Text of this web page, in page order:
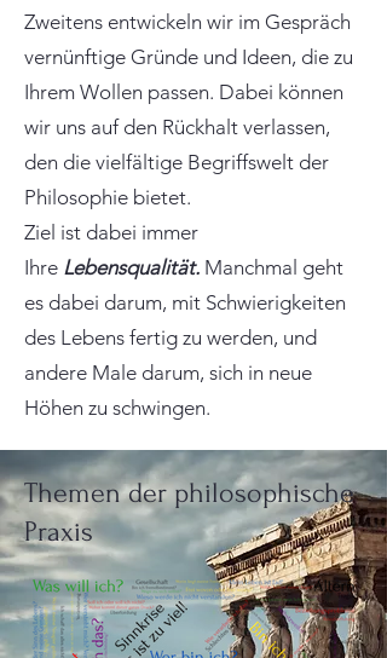
Zweitens entwickeln wir im Gespräch
vernünftige Gründe und Ideen, die zu
Ihrem Wollen passen. Dabei können
wir uns auf den Rückhalt verlassen,
den die vielfältige Begriffswelt der
Philosophie bietet.
Ziel ist dabei immer
Ihre Lebensqualität. Manchmal geht
es dabei darum, mit Schwierigkeiten
des Lebens fertig zu werden, und
andere Male darum, sich in neue
Höhen zu schwingen.
Themen der philosophische
Praxis